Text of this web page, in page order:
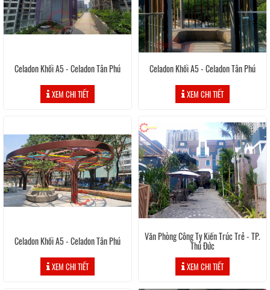
Celadon Khối A5 - Celadon Tân Phú
XEM CHI TIẾT
Celadon Khối A5 - Celadon Tân Phú
XEM CHI TIẾT
Celadon Khối A5 - Celadon Tân Phú
XEM CHI TIẾT
Văn Phòng Công Ty Kiến Trúc Trẻ - TP.
Thủ Đức
XEM CHI TIẾT